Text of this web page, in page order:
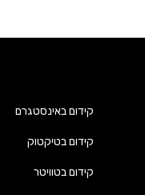
קידום באינסטגרם
קידום בטיקטוק
קידום בטוויטר